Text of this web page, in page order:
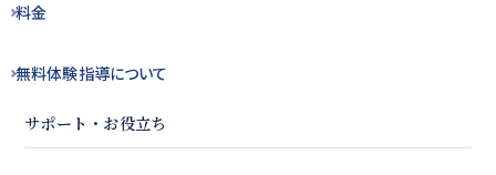
料金
無料体験指導について
サポート・お役立ち